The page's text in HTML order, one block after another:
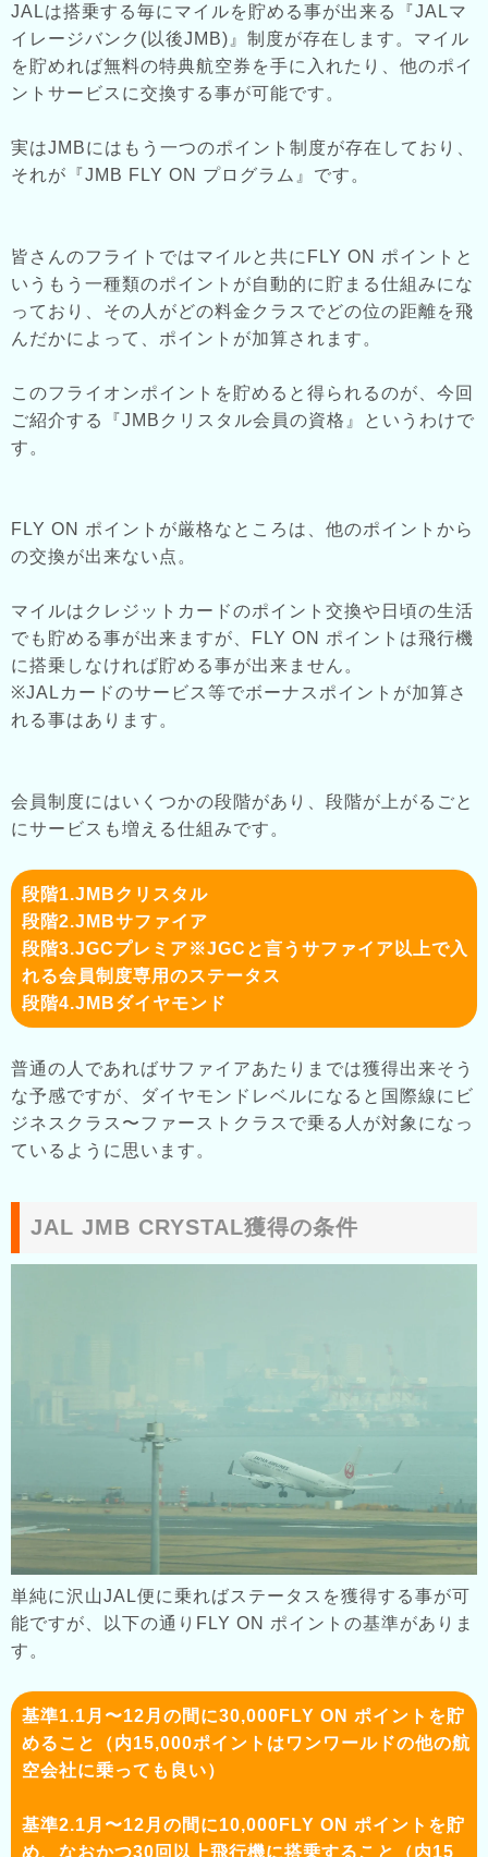
JALは搭乗する毎にマイルを貯める事が出来る『JALマ
イレージバンク(以後JMB)』制度が存在します。マイル
を貯めれば無料の特典航空券を手に入れたり、他のポイ
ントサービスに交換する事が可能です。
実はJMBにはもう一つのポイント制度が存在しており、
それが『JMB FLY ON プログラム』です。
皆さんのフライトではマイルと共にFLY ON ポイントと
いうもう一種類のポイントが自動的に貯まる仕組みにな
っており、その人がどの料金クラスでどの位の距離を飛
んだかによって、ポイントが加算されます。
このフライオンポイントを貯めると得られるのが、今回
ご紹介する『JMBクリスタル会員の資格』というわけで
す。
FLY ON ポイントが厳格なところは、他のポイントから
の交換が出来ない点。
マイルはクレジットカードのポイント交換や日頃の生活
でも貯める事が出来ますが、FLY ON ポイントは飛行機
に搭乗しなければ貯める事が出来ません。
※JALカードのサービス等でボーナスポイントが加算さ
れる事はあります。
会員制度にはいくつかの段階があり、段階が上がるごと
にサービスも増える仕組みです。
段階1.JMBクリスタル
段階2.JMBサファイア
段階3.JGCプレミア※JGCと言うサファイア以上で入
れる会員制度専用のステータス
段階4.JMBダイヤモンド
普通の人であればサファイアあたりまでは獲得出来そう
な予感ですが、ダイヤモンドレベルになると国際線にビ
ジネスクラス〜ファーストクラスで乗る人が対象になっ
ているように思います。
JAL JMB CRYSTAL獲得の条件
単純に沢山JAL便に乗ればステータスを獲得する事が可
能ですが、以下の通りFLY ON ポイントの基準がありま
す。
基準1.1月〜12月の間に30,000FLY ON ポイントを貯
めること（内15,000ポイントはワンワールドの他の航
空会社に乗っても良い）
基準2.1月〜12月の間に10,000FLY ON ポイントを貯
め、なおかつ30回以上飛行機に搭乗すること（内15